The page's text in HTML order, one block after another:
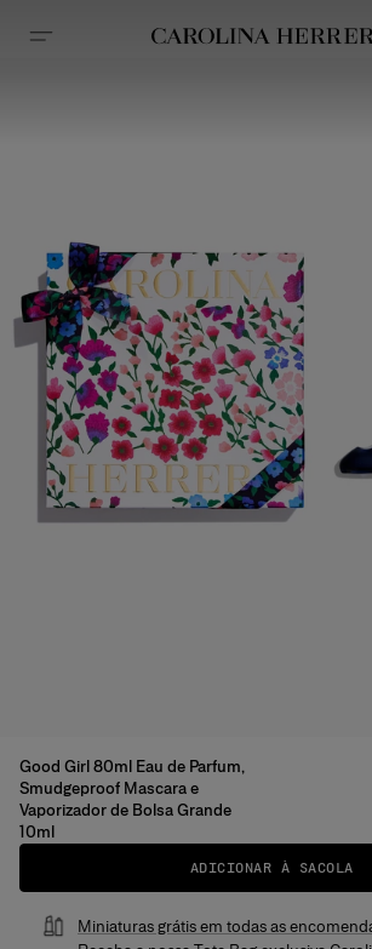
Declaração de
Good Girl 80ml Eau de Parfum,
Smudgeproof Mascara e
Vaporizador de Bolsa Grande
10ml
ADICIONAR À SACOLA
Miniaturas grátis em todas as